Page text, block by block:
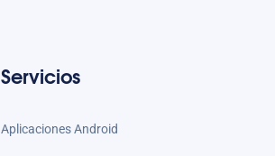
Servicios
Aplicaciones Android